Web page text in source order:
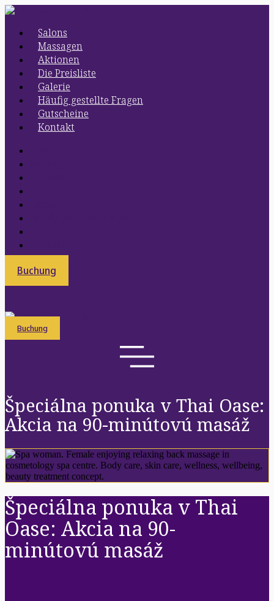
Preskočiť
obsah
Salons
Massagen
Aktionen
Die Preisliste
Galerie
Häufig gestellte Fragen
Gutscheine
Kontakt
Buchung
Buchung
Špeciálna ponuka v Thai Oase:
Akcia na 90-minútovú masáž
Špeciálna ponuka v Thai
Oase: Akcia na 90-
minútovú masáž